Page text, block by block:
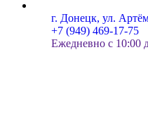
г. Донецк, ул.
+7 (949) 469-17-75
Ежедневно с 10:00